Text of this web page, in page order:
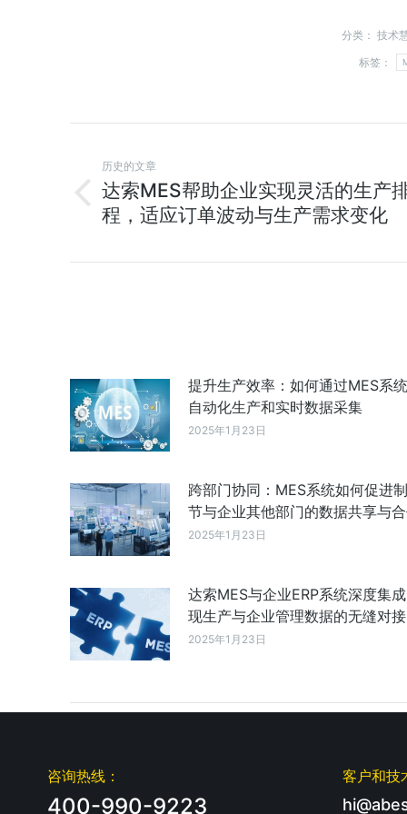
分类： 技术
标签：
历史的文章
达索MES帮助企业实现灵活的生产
程，适应订单波动与生产需求变化
提升生产效率：如何通过MES系
自动化生产和实时数据采集
2025年1月23日
跨部门协同：MES系统如何促进
节与企业其他部门的数据共享与
2025年1月23日
达索MES与企业ERP系统深度集
现生产与企业管理数据的无缝对接
2025年1月23日
咨询热线：
400-990-9223
客户和技